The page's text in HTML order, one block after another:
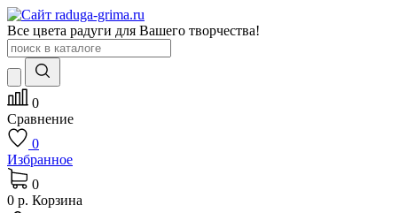
Все цвета радуги для Вашего творчества!
0
Сравнение
0
Избранное
0
0 р. Корзина